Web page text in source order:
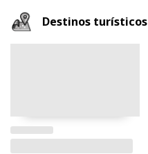
Destinos turísticos